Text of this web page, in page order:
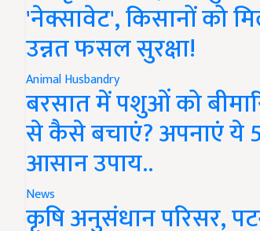
'नेक्सावेट', किसानों को
उन्नत फसल सुरक्षा!
Animal Husbandry
बरसात में पशुओं को
से कैसे बचाएं? अपनाएं ये
आसान उपाय..
News
कृषि अनुसंधान परिसर,